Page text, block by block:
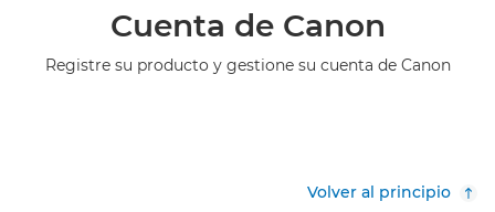
Cuenta de Canon
Registre su producto y gestione su cuenta de Canon
Volver al principio